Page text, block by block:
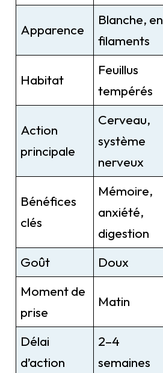
Apparence
Blanche, en
filaments
Habitat
Feuillus
tempérés
Action
principale
Cerveau,
système
nerveux
Bénéfices
clés
Mémoire,
anxiété,
digestion
Goût
Doux
Moment de
prise
Matin
Délai
d’action
2–4
semaines